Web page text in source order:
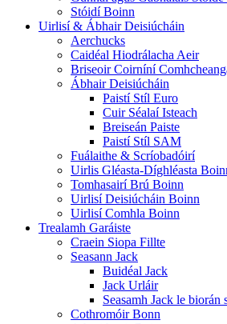
Stóidí Boinn
Uirlisí & Ábhair Deisiúcháin
Aerchucks
Caidéal Hiodrálacha Aeir
Briseoir Coirníní
Ábhair Deisiúcháin
Paistí Stíl Euro
Cuir Séalaí Isteach
Breiseán Paiste
Paistí Stíl SAM
Fuálaithe & Scríobadóirí
Uirlis Gléasta-Díghléasta
Tomhasairí Brú Boinn
Uirlisí Deisiúcháin Boinn
Uirlisí Comhla Boinn
Trealamh Garáiste
Craein Siopa Fillte
Seasann Jack
Buidéal Jack
Jack Urláir
Seasamh Jack le biorán
Cothromóir Bonn